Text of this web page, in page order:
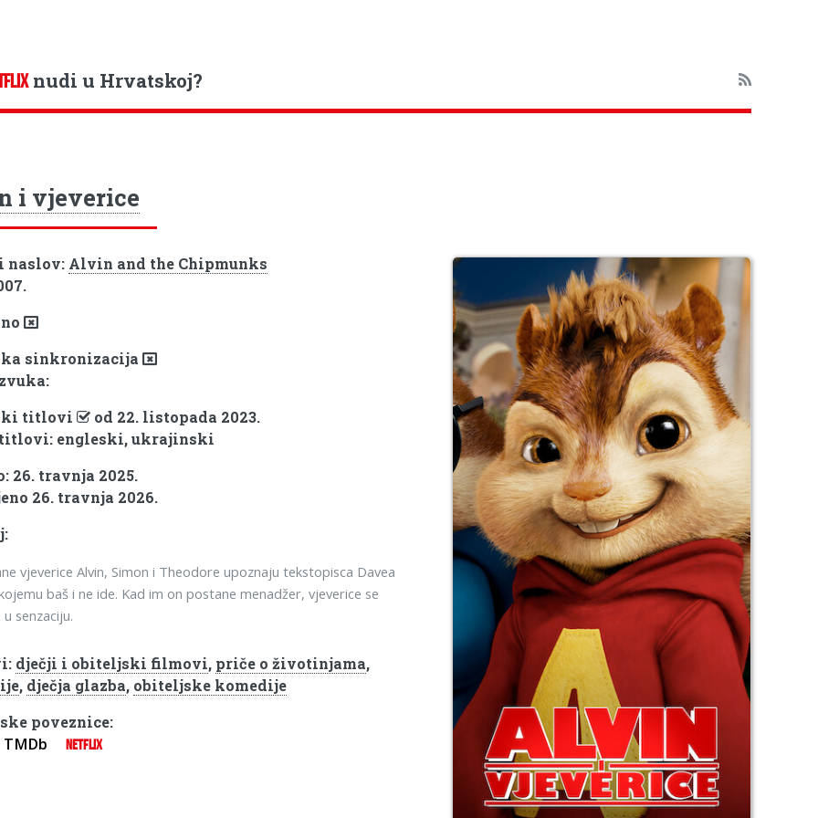
nudi u Hrvatskoj?
i vjeverice
naslov: Alvin and the Chipmunks
sinkronizacija
titlovi
od 22. listopada 2023.
engleski, ukrajinski
26. travnja 2025.
26. travnja 2026.
vjeverice Alvin, Simon i Theodore upoznaju tekstopisca Davea
baš i ne ide. Kad im on postane menadžer, vjeverice se
senzaciju.
dječji i obiteljski filmovi, priče o životinjama,
, dječja glazba, obiteljske komedije
poveznice:
TMDb NETFLIX